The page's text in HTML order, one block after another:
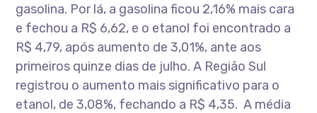
gasolina. Por lá, a gasolina ficou 2,16% mais cara
e fechou a R$ 6,62, e o etanol foi encontrado a
R$ 4,79, após aumento de 3,01%, ante aos
primeiros quinze dias de julho. A Região Sul
registrou o aumento mais significativo para o
etanol, de 3,08%, fechando a R$ 4,35. A média